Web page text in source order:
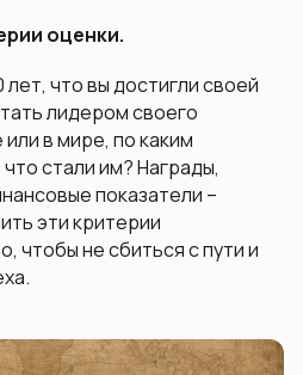
оценки.
лет, что вы достигли своей
лидером своего
в мире, по каким
стали им? Награды,
показатели –
эти критерии
чтобы не сбиться с пути и